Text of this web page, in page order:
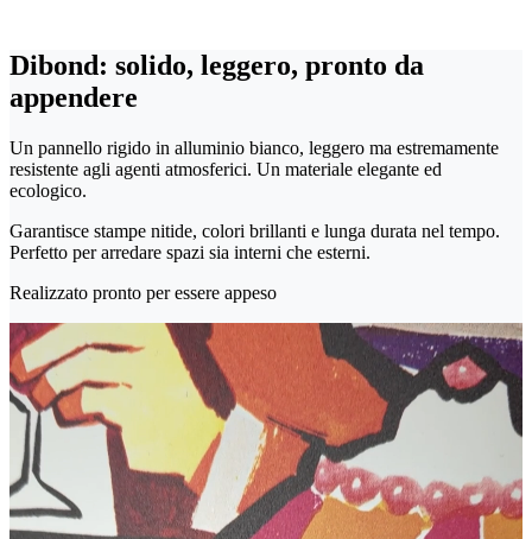
Dibond: solido, leggero, pronto da
appendere
Un pannello rigido in alluminio bianco, leggero ma estremamente
resistente agli agenti atmosferici. Un materiale elegante ed
ecologico.
Garantisce stampe nitide, colori brillanti e lunga durata nel tempo.
Perfetto per arredare spazi sia interni che esterni.
Realizzato pronto per essere appeso